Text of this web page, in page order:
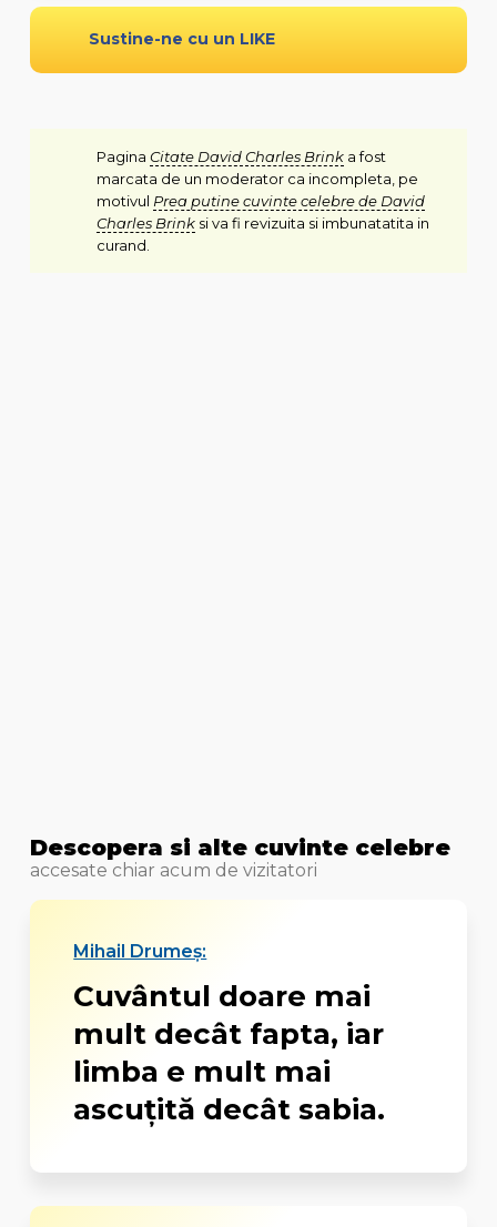
Sustine-ne cu un LIKE
Pagina Citate David Charles Brinka fost
marcata de un moderator ca incompleta, pe
motivul Prea putine cuvinte celebre de David
Charles Brinksi va fi revizuita si imbunatatita in
curand.
Descopera si alte cuvinte celebre
accesate chiar acum de vizitatori
Mihail Drumeș:
Cuvântul doare mai
mult decât fapta, iar
limba e mult mai
ascuţită decât sabia.